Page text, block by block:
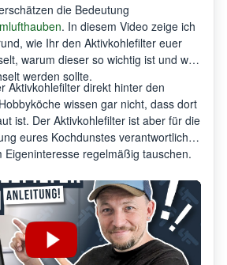
die Bedeutung
. In diesem Video zeige ich
wie Ihr den Aktivkohlefilter euer
warum dieser so wichtig ist und wie
werden sollte.
Aktivkohlefilter direkt hinter den
wissen gar nicht, dass dort
ist. Der Aktivkohlefilter ist aber für die
eures Kochdunstes verantwortlich.
Eigeninteresse regelmäßig tauschen.